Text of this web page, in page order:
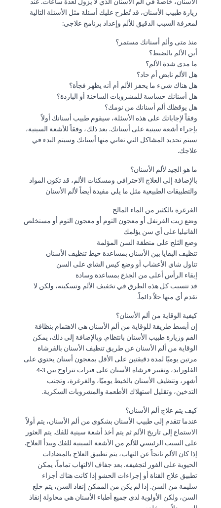
زيارة طبيب الأسنان، قد تُطرح عليك أسئلة مثل الأسئلة التالية
لمعرفة السبب الدقيق للألم وإعداد برنامج علاجي:
منذ متى وألم أسنانك مستمر؟
أين الألم بالضبط؟
ما مدى شدة الألم؟
هل الألم نابض أم حاد؟
هل هناك شيء ما يحفز الألم أم أنه يظهر فجأة؟
هل أسنانك حساسة للمشروبات الساخنة أو الباردة؟
هل يوقظك ألم أسنانك من نومك؟
وفقاً لإجاباتك على هذه الأسئلة، سيقوم طبيب أسنانك أولاً
بإجراء أشعة سينية على أسنانك. بعد ذلك، وفقاً للأشعة السينية،
سيتم تحديد المشاكل التي تعاني منها أسنانك وسيتم البدء في
علاجك.
ما هو الجيد لألم الأسنان؟
بالإضافة إلى العلاج الاحترافي ومسكنات الألم، قد تكون المواد
والتطبيقات الطبيعية مثل ما يلي مفيدة أيضاً لألم الأسنان
الغرغرة بالكثير من الماء المالح
وضع زيت القرنفل أو معجون الثوم أو معجون الثوم أو مستخلص
الفانيليا على أي سن يؤلمك
وضع الثلج على منطقة السن المؤلمة
تنظيف البقايا بين الأسنان بمساعدة خيط تنظيف الأسنان
تناول شاي الأعشاب أو وضع كيس الشاي على السن
إبقاء الرأس أعلى من الجذع بمساعدة وسادة
قد تتسبب كل هذه الطرق في تخفيف الألم وتسكينه، ولكن لا
تقدم أي منها حلاً دائماً.
كيفية الوقاية من ألم الأسنان؟
إن أبسط طريقة للوقاية من ألم الأسنان هي الاهتمام بنظافة
الفم وزيارة طبيب الأسنان بانتظام. وبالإضافة إلى ذلك، يمكن
الوقاية من ألم الأسنان عن طريق تنظيف الأسنان بالفرشاة
مرتين يوميًا لمدة دقيقتين على الأقل بمعجون أسنان يحتوي على
الفلورايد، وتغيير فرشاة الأسنان على فترات تتراوح بين 3-4
أشهر، وتنظيف الأسنان بالخيط يوميًا، والغرغرة، وتجنب
التدخين، وتقليل استهلاك الأطعمة والمشروبات السكرية.
كيف يتم علاج ألم الأسنان؟
عندما تتقدم إلى طبيب الأسنان بشكوى من ألم الأسنان، يتم أولاً
الاستماع إلى تاريخ الألم ثم يتم أخذ أشعة سينية للفك. يتم العثور
على السبب الرئيسي للألم من الأشعة السينية للفك ويبدأ العلاج.
إذا كان الألم ناتجاً عن التهاب، يتم تطبيق العلاج بالمضادات
الحيوية على الفور لتجفيفه. بعد جفاف الالتهاب تماماً، يمكن
تطبيق علاج القناة أو إجراءات الحشو إذا كانت هناك أجزاء
سليمة من السن. إذا لم يكن من الممكن إنقاذ السن، يتم خلع
السن، ولكن الأولوية لدى جميع أطباء الأسنان هي محاولة إنقاذ